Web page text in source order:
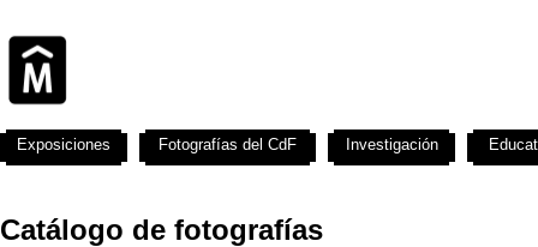
Catálogo de fotografías
Exposiciones Fotografías del CdF Investigación